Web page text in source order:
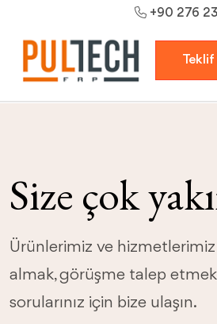
+90 276
Teklif
Size çok
Ürünlerimiz ve
almak, görüşme talep
sorularınız için bize ulaşın.